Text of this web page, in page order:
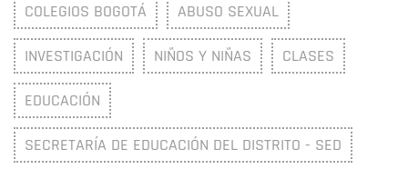
COLEGIOS BOGOTÁ ABUSO SEXUAL
INVESTIGACIÓN NIÑOS Y NIÑAS CLASES
EDUCACIÓN
SECRETARÍA DE EDUCACIÓN DEL DISTRITO - SED